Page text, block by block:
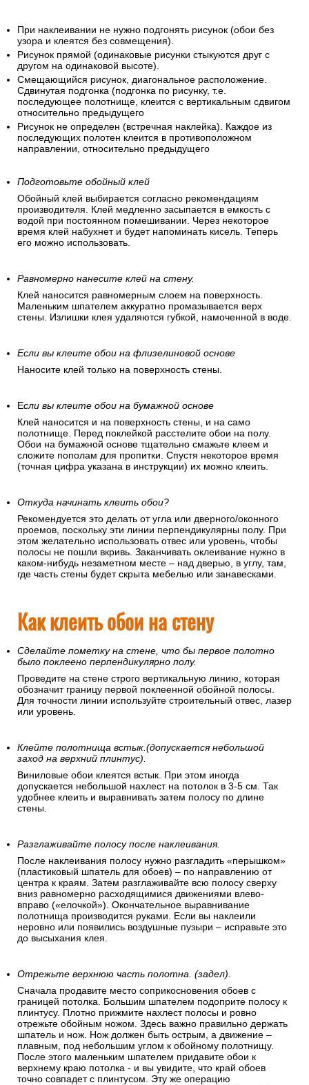
При наклеивании не нужно подгонять рисунок (обои без
узора и клеятся без совмещения).
Рисунок прямой (одинаковые рисунки стыкуются друг с
другом на одинаковой высоте).
Смещающийся рисунок, диагональное расположение.
Сдвинутая подгонка (подгонка по рисунку, т.е.
последующее полотнище, клеится с вертикальным сдвигом
относительно предыдущего
Рисунок не определен (встречная наклейка). Каждое из
последующих полотен клеится в противоположном
направлении, относительно предыдущего
Подготовьте обойный клей
Обойный клей выбирается согласно рекомендациям
производителя. Клей медленно засыпается в емкость с
водой при постоянном помешивании. Через некоторое
время клей набухнет и будет напоминать кисель. Теперь
его можно использовать.
Равномерно нанесите клей на стену.
Клей наносится равномерным слоем на поверхность.
Маленьким шпателем аккуратно промазывается верх
стены. Излишки клея удаляются губкой, намоченной в воде.
Если вы клеите обои на флизелиновой основе
Наносите клей только на поверхность стены.
Если вы клеите обои на бумажной основе
Клей наносится и на поверхность стены, и на само
полотнище. Перед поклейкой расстелите обои на полу.
Обои на бумажной основе тщательно смажьте клеем и
сложите пополам для пропитки. Спустя некоторое время
(точная цифра указана в инструкции) их можно клеить.
Откуда начинать клеить обои?
Рекомендуется это делать от угла или дверного/оконного
проемов, поскольку эти линии перпендикулярны полу. При
этом желательно использовать отвес или уровень, чтобы
полосы не пошли вкривь. Заканчивать оклеивание нужно в
каком-нибудь незаметном месте – над дверью, в углу, там,
где часть стены будет скрыта мебелью или занавесками.
Как клеить обои на стену
Сделайте пометку на стене, что бы первое полотно
было поклеено перпендикулярно полу.
Проведите на стене строго вертикальную линию, которая
обозначит границу первой поклеенной обойной полосы.
Для точности линии используйте строительный отвес, лазер
или уровень.
Клейте полотнища встык.(допускается небольшой
заход на верхний плинтус).
Виниловые обои клеятся встык. При этом иногда
допускается небольшой нахлест на потолок в 3-5 см. Так
удобнее клеить и выравнивать затем полосу по длине
стены.
Разглаживайте полосу после наклеивания.
После наклеивания полосу нужно разгладить «перышком»
(пластиковый шпатель для обоев) – по направлению от
центра к краям. Затем разглаживайте всю полосу сверху
вниз равномерно расходящимися движениями влево-
вправо («елочкой»). Окончательное выравнивание
полотнища производится руками. Если вы наклеили
неровно или появились воздушные пузыри – исправьте это
до высыхания клея.
Отрежьте верхнюю часть полотна. (задел).
Сначала продавите место соприкосновения обоев с
границей потолка. Большим шпателем подоприте полосу к
плинтусу. Плотно прижмите нахлест полосы и ровно
отрежьте обойным ножом. Здесь важно правильно держать
шпатель и нож. Нож должен быть острым, а движение –
плавным, под небольшим углом к обойному полотнищу.
После этого маленьким шпателем придавите обои к
верхнему краю потолка - и вы увидите, что край обоев
точно совпадет с плинтусом. Эту же операцию